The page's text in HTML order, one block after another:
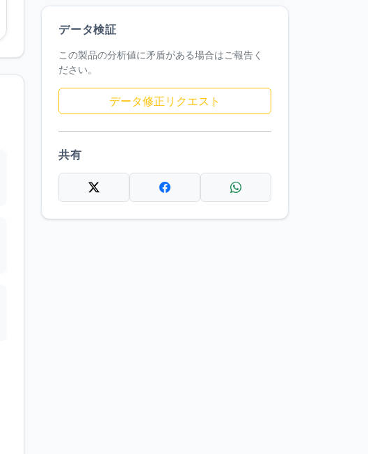
データ検証
この製品の分析値に矛盾がある場合はご報告く
ださい。
データ修正リクエスト
共有